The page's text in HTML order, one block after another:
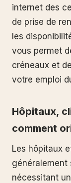
internet des
de prise de
les
vous permet
créneaux et
votre emploi
Hôpitaux,
comment
Les hôpitaux
généralement
nécessitant